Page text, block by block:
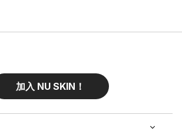
加入 NU SKIN！